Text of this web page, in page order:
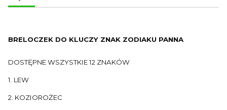
BRELOCZEK DO KLUCZY ZNAK ZODIAKU PANNA
DOSTĘPNE WSZYSTKIE 12 ZNAKÓW
1. LEW
2. KOZIOROŻEC